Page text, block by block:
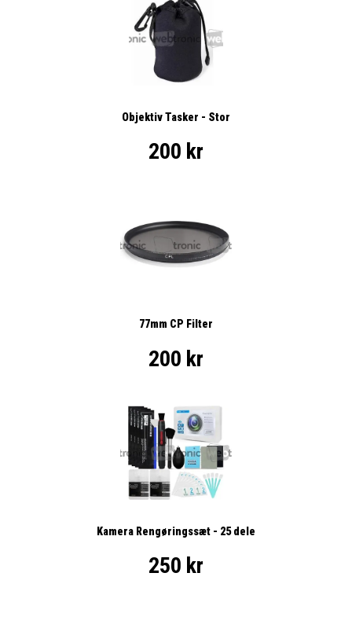
Objektiv Tasker - Stor
200 kr
77mm CP Filter
200 kr
Kamera Rengøringssæt - 25 dele
250 kr